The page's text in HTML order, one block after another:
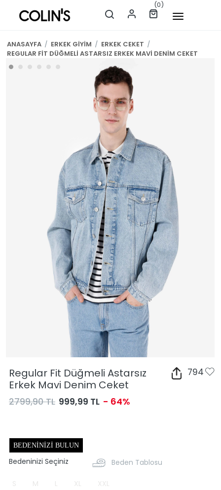
(0)
ANASAYFA / ERKEK GİYİM / ERKEK CEKET /
REGULAR FİT DÜĞMELİ ASTARSIZ ERKEK MAVİ DENİM CEKET
Regular Fit Düğmeli Astarsız
Erkek Mavi Denim Ceket
794
2799,90 TL 999,99 TL - 64%
BEDENINIZI BULUN
Bedeninizi Seçiniz Beden Tablosu
S M L XL XXL